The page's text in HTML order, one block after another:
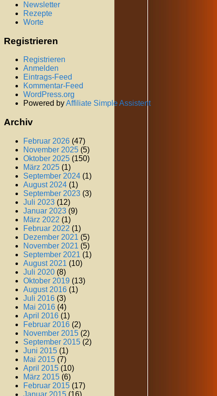
Newsletter
Rezepte
Worte
Registrieren
Registrieren
Anmelden
Eintrags-Feed
Kommentar-Feed
WordPress.org
Powered byAffiliate Simple Assistent
Archiv
Februar 2026 (47)
November 2025 (5)
Oktober 2025 (150)
März 2025 (1)
September 2024 (1)
August 2024 (1)
September 2023 (3)
Juli 2023 (12)
Januar 2023 (9)
März 2022 (1)
Februar 2022 (1)
Dezember 2021 (5)
November 2021 (5)
September 2021 (1)
August 2021 (10)
Juli 2020 (8)
Oktober 2019 (13)
August 2016 (1)
Juli 2016 (3)
Mai 2016 (4)
April 2016 (1)
Februar 2016 (2)
November 2015 (2)
September 2015 (2)
Juni 2015 (1)
Mai 2015 (7)
April 2015 (10)
März 2015 (6)
Februar 2015 (17)
Januar 2015 (16)